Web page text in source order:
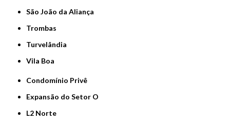
São João da Aliança
Trombas
Turvelândia
Vila Boa
Condomínio Privê
Expansão do Setor O
L2 Norte